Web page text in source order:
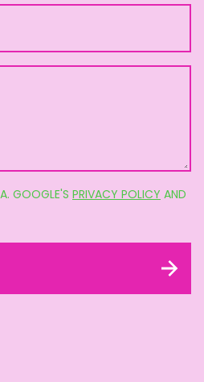
GOOGLE'S PRIVACY POLICY AND